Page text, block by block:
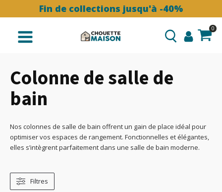
Fin de collections jusqu'à -40%
0
Colonne de salle de
bain
Nos colonnes de salle de bain offrent un gain de place idéal pour
optimiser vos espaces de rangement. Fonctionnelles et élégantes,
elles s’intègrent parfaitement dans une salle de bain moderne.
Filtres